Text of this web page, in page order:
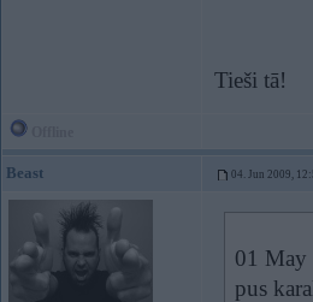
Tieši tā!
Beast 04. Jun 2009,
01 May
pus